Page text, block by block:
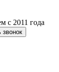
с 2011 года
звонок